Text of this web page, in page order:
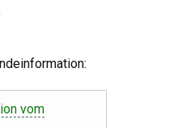
vom